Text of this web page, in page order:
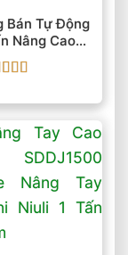
Bán Tự Động
Nâng Cao
Mm
55 sao